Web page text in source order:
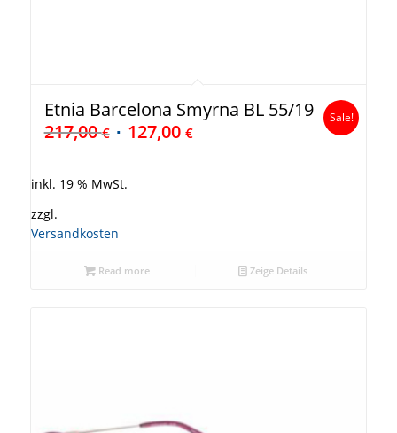
Etnia Barcelona Smyrna BL 55/19
217,00€ 127,00 €
Sale!
inkl. 19 % MwSt.
zzgl.
Versandkosten
Read more Zeige Details